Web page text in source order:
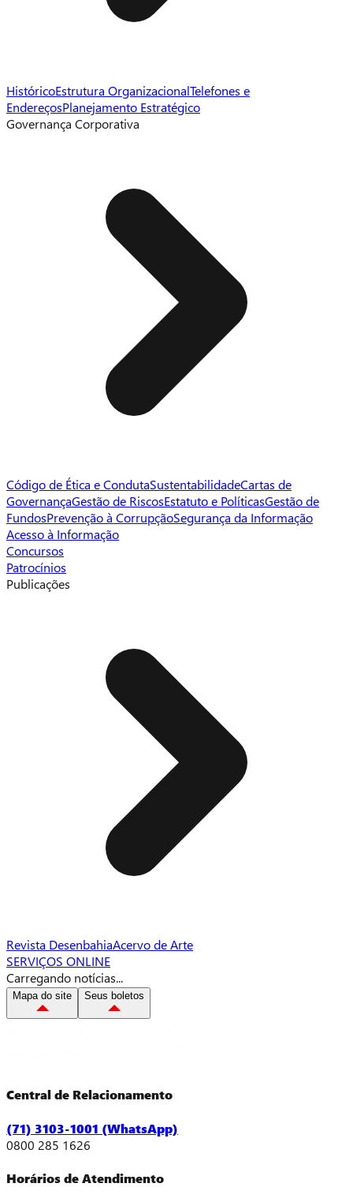
HistóricoEstrutura OrganizacionalTelefones e
EndereçosPlanejamento Estratégico
Governança Corporativa
Código de Ética e CondutaSustentabilidadeCartas de
GovernançaGestão de RiscosEstatuto e PolíticasGestão de
FundosPrevenção à CorrupçãoSegurança da Informação
Acesso à Informação
Concursos
Patrocínios
Publicações
Revista DesenbahiaAcervo de Arte
SERVIÇOS ONLINE
Carregando notícias...
Mapa do site Seus boletos
Central de Relacionamento
(71) 3103-1001 (WhatsApp)
0800 285 1626
Horários de Atendimento